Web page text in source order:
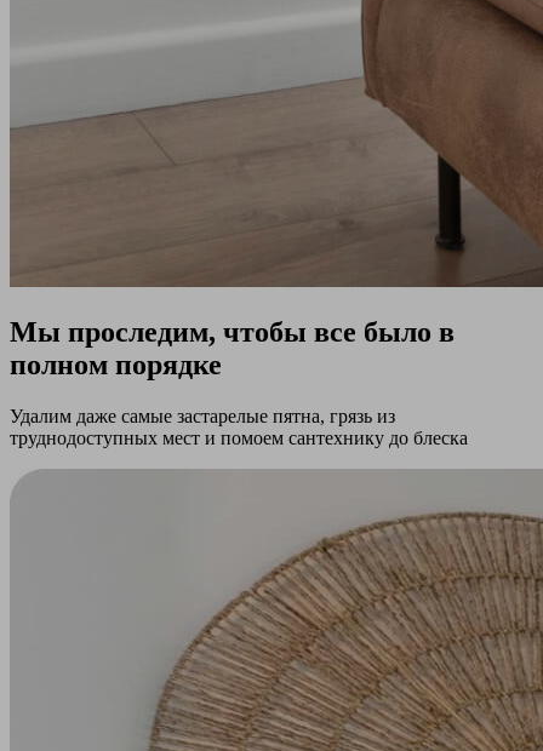
Мы проследим, чтобы все было в
полном порядке
Удалим даже самые застарелые пятна, грязь из
труднодоступных мест и помоем сантехнику до блеска